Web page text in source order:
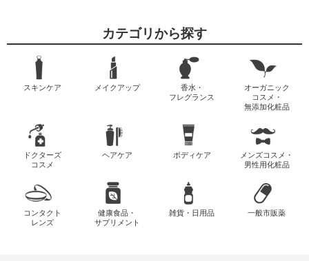
カテゴリから探す
スキンケア メイクアップ
香水・
フレグランス
オーガニック
コスメ・
無添加化粧品
ドクターズ
コスメ
ヘアケア ボディケア
メンズコスメ・
男性用化粧品
コンタクト
レンズ
健康食品・
サプリメント
雑貨・日用品 一般市販薬